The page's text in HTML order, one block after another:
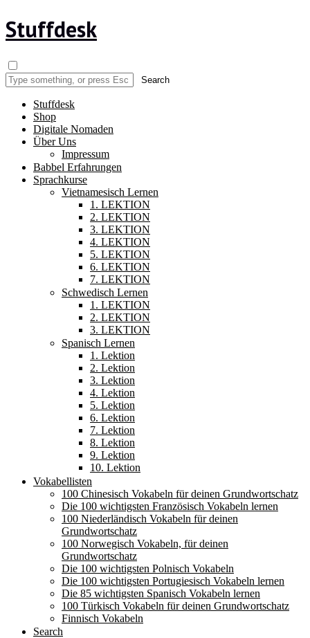
Stuffdesk
Stuffdesk
Shop
Digitale Nomaden
Über Uns
Impressum
Babbel Erfahrungen
Sprachkurse
Vietnamesisch Lernen
1. LEKTION
2. LEKTION
3. LEKTION
4. LEKTION
5. LEKTION
6. LEKTION
7. LEKTION
Schwedisch Lernen
1. LEKTION
2. LEKTION
3. LEKTION
Spanisch Lernen
1. Lektion
2. Lektion
3. Lektion
4. Lektion
5. Lektion
6. Lektion
7. Lektion
8. Lektion
9. Lektion
10. Lektion
Vokabellisten
100 Chinesisch Vokabeln für deinen Grundwortschatz
Die 100 wichtigsten Französisch Vokabeln lernen
100 Niederländisch Vokabeln für deinen
Grundwortschatz
100 Norwegisch Vokabeln, für deinen
Grundwortschatz
Die 100 wichtigsten Polnisch Vokabeln
Die 100 wichtigsten Portugiesisch Vokabeln lernen
Die 85 wichtigsten Spanisch Vokabeln lernen
100 Türkisch Vokabeln für deinen Grundwortschatz
Finnisch Vokabeln
Search